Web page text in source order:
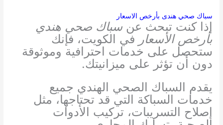
سباك صحي هندى بأرخص الاسعار
إذا كنت تبحث عنسباك صحي هندي
بأرخص الأسعار في الكويت، فإنك
ستحصل على خدمات احترافية وموثوقة
دون أن تؤثر على ميزانيتك.
يقدم السباك الصحي الهندي جميع
خدمات السباكة التي قد تحتاجها، مثل
إصلاح التسريبات، تركيب الأدوات